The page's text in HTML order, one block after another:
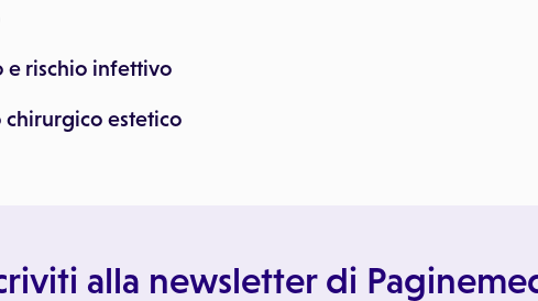
e rischio infettivo
estetico
alla newsletter di